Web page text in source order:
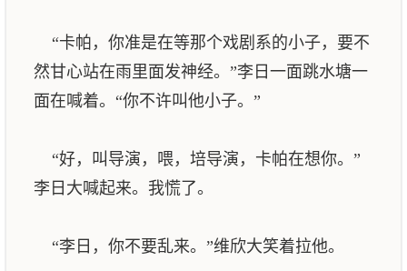
“卡帕，你准是在等那个戏剧系的小子，要不
然甘心站在雨里面发神经。”李日一面跳水塘一
面在喊着。“你不许叫他小子。”
“好，叫导演，喂，培导演，卡帕在想你。”
李日大喊起来。我慌了。
“李日，你不要乱来。”维欣大笑着拉他。